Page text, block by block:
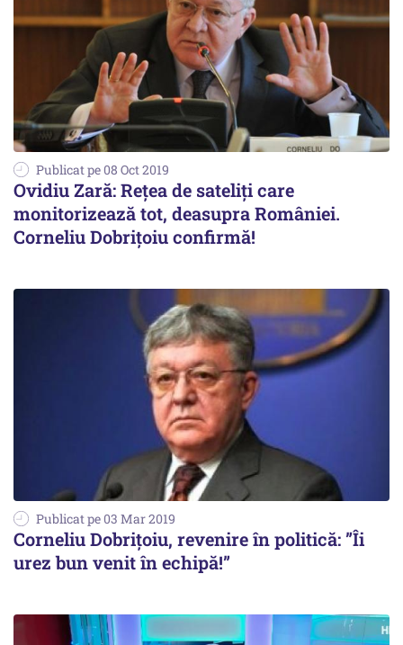
Publicat pe 08 Oct 2019
Ovidiu Zară: Rețea de sateliți care
monitorizează tot, deasupra României.
Corneliu Dobrițoiu confirmă!
Publicat pe 03 Mar 2019
Corneliu Dobrițoiu, revenire în politică: ”Îi
urez bun venit în echipă!”